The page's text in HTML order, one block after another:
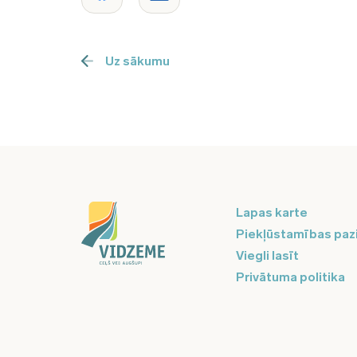
Uz sākumu
Lapas karte
Piekļūstamības
Viegli lasīt
Privātuma politika